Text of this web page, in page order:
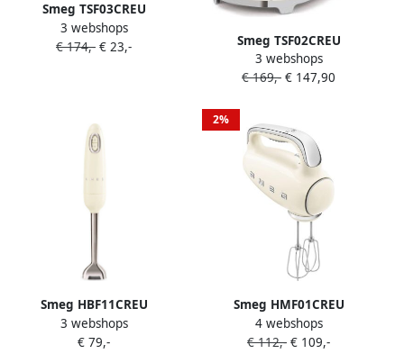
Smeg TSF03CREU
Broodrooster 4 Sneden 4
Brede Sleuven 2000W 6
Bagelfunctie '50s Style
Crème
3 webshops
€ 174,- € 23,-
Smeg TSF02CREU
Broodrooster 4 Sneden 2
Lange Sleuven 1500W 6
Opwarmfunctie &
Bagelfunctie '50s Style
Crème
3 webshops
€ 169,- € 147,90
Smeg HBF11CREU
Staafmixer 700W Variabele
Snelheid Turbofunctie
3 webshops
€ 79,-
2%
Smeg HMF01CREU
Handmixer 250W 9
Snelheden Turbofunctie LED
4 webshops
€ 112,- € 109,-